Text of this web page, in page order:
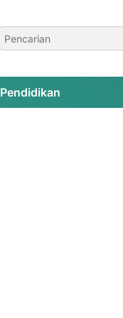
Pendidikan